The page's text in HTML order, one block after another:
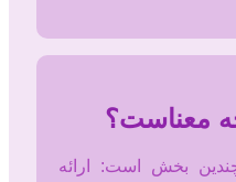
معناست؟
بخش است: ارائه